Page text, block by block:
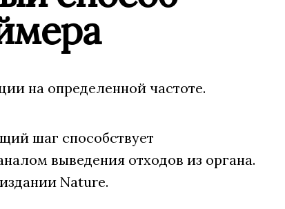
на определенной частоте.
шаг способствует
выведения отходов из органа.
Nature.